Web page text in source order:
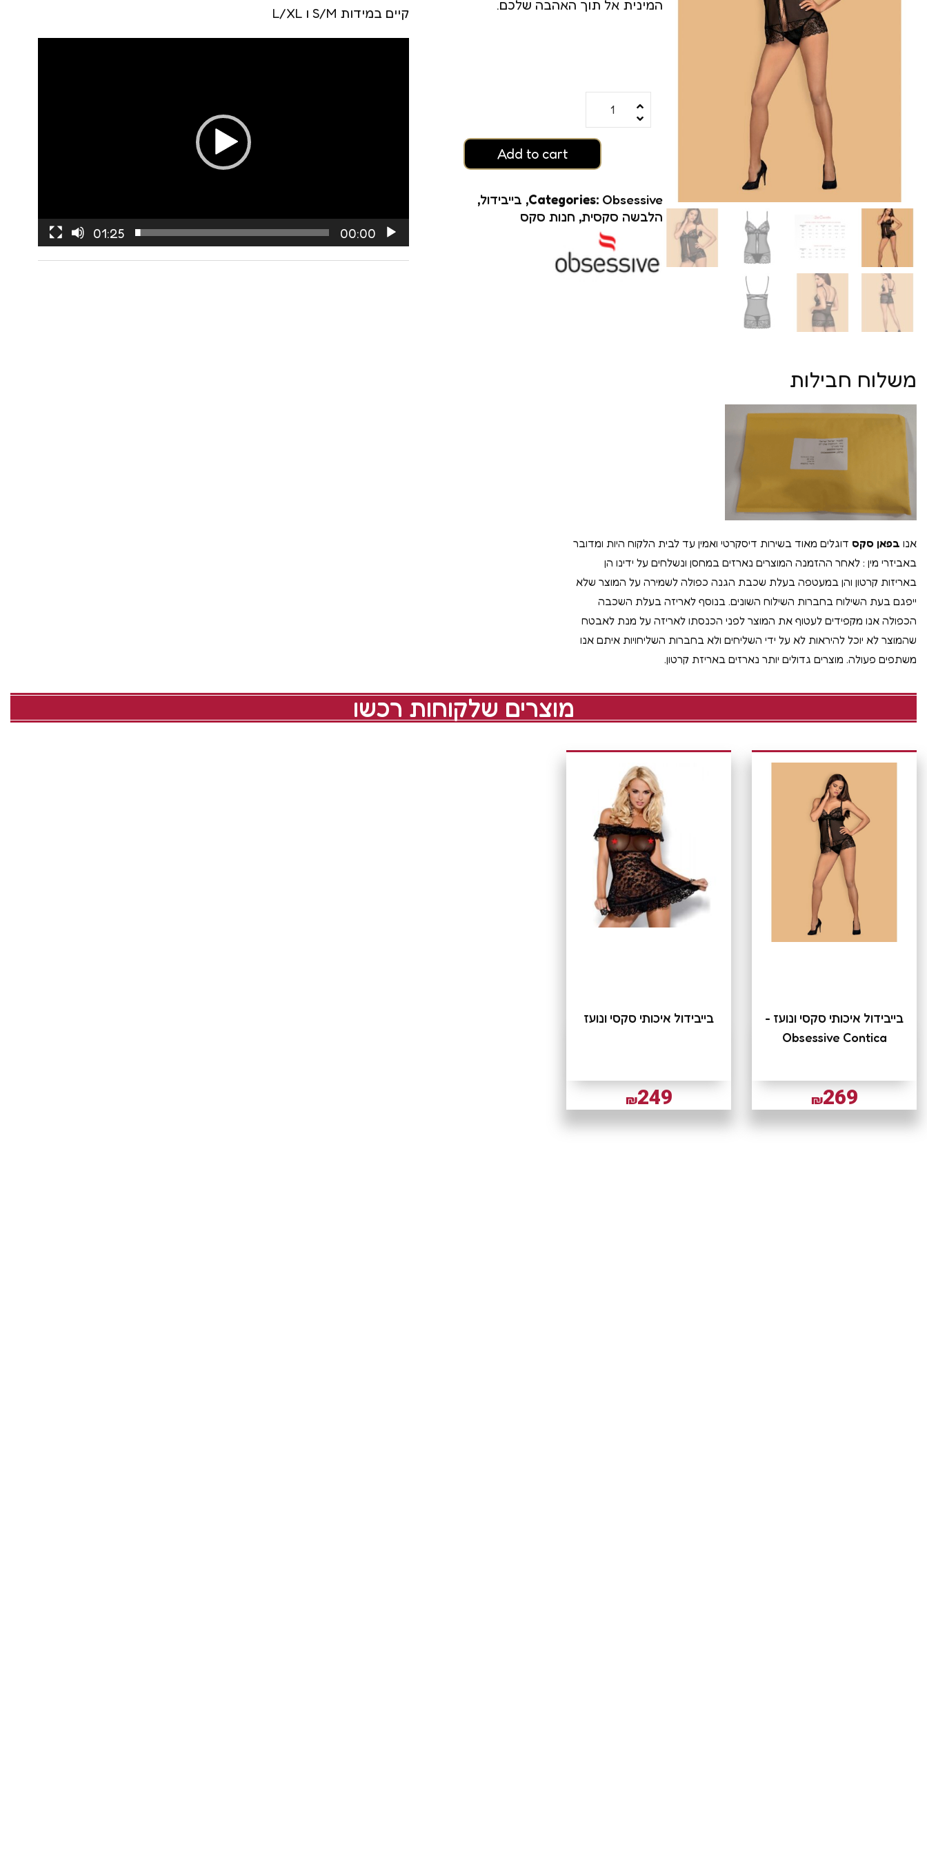
ויברטור עם מאלץ אורגזמה
משאבות לנשים
פרפרים וממריצי אורגזמה
המינית אל תוך האהבה שלכם.
Add to cart
Categories: Obsessive
, בייבידול,
הלבשה סקסית, חנות סקס
קיים במידות S/M ו L/XL
00:00
01:25
משלוח חבילות
אנו בפאן סקס דוגלים מאוד בשירות דיסקרטי ואמין עד לבית הלקוח היות ומדובר
באביזרי מין : לאחר ההזמנה המוצרים נארזים במחסן ונשלחים על ידינו הן
באריזות קרטון והן במעטפה בעלת שכבת הגנה כפולה לשמירה על המוצר שלא
ייפגם בעת השילוח בחברות השילוח השונים. בנוסף לאריזה בעלת השכבה
הכפולה אנו מקפידים לעטוף את המוצר לפני הכנסתו לאריזה על מנת לאבטח
שהמוצר לא יוכל להיראות לא על ידי השליחים ולא בחברות השליחויות איתם אנו
משתפים פעולה. מוצרים גדולים יותר נארזים באריזת קרטון.
מוצרים שלקוחות רכשו
בייבידול איכותי סקסי ונועז -
Obsessive Contica
₪269
בייבידול איכותי סקסי ונועז
₪249